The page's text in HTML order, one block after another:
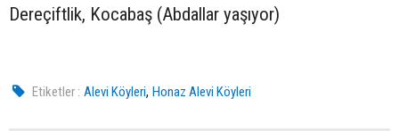
Dereçiftlik, Kocabaş (Abdallar yaşıyor)
Etiketler : Alevi Köyleri,Honaz Alevi Köyleri